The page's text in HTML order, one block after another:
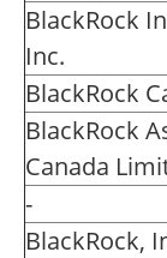
BlackRock
Inc.
BlackRock
BlackRock
Canada
-
BlackRock,